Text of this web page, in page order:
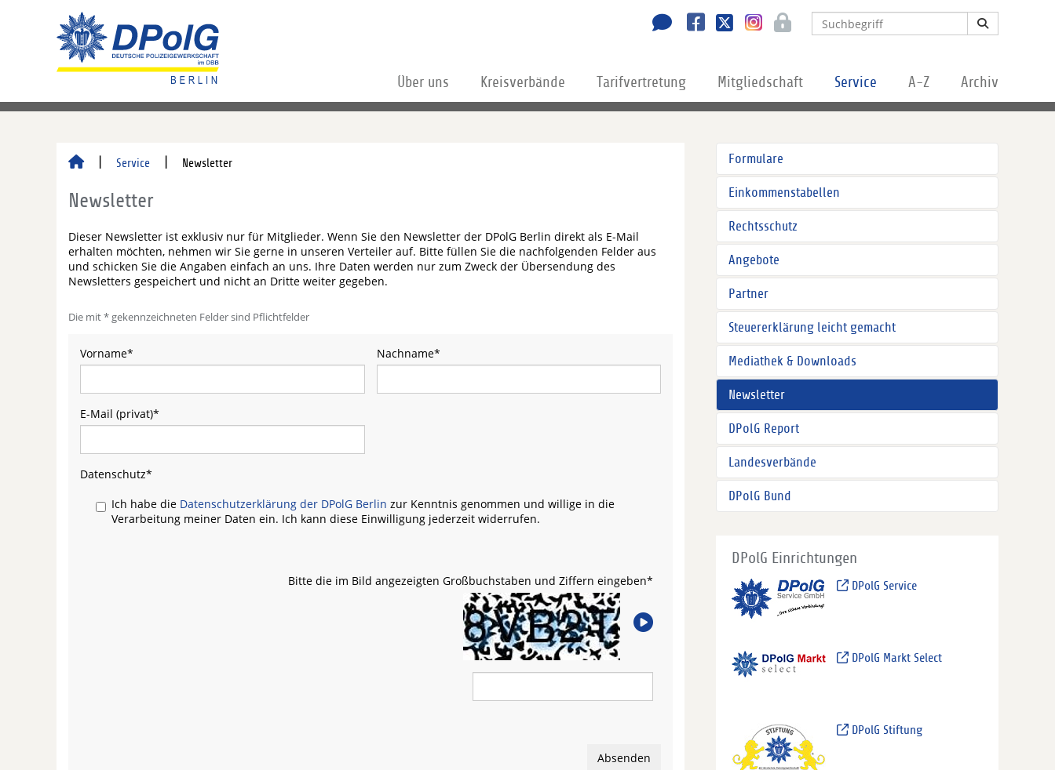
Über uns Kreisverbände Tarifvertretung Mitgliedschaft Service A-Z Archiv
Service Newsletter
Newsletter
Dieser Newsletter ist exklusiv nur für Mitglieder. Wenn Sie den Newsletter der DPolG Berlin direkt als E-Mail
erhalten möchten, nehmen wir Sie gerne in unseren Verteiler auf. Bitte füllen Sie die nachfolgenden Felder aus
und schicken Sie die Angaben einfach an uns. Ihre Daten werden nur zum Zweck der Übersendung des
Newsletters gespeichert und nicht an Dritte weiter gegeben.
Die mit * gekennzeichneten Felder sind Pflichtfelder
Vorname* Nachname*
E-Mail (privat)*
Datenschutz*
Ich habe die Datenschutzerklärung der DPolG Berlin zur Kenntnis genommen und willige in die
Verarbeitung meiner Daten ein. Ich kann diese Einwilligung jederzeit widerrufen.
Bitte die im Bild angezeigten Großbuchstaben und Ziffern eingeben*
Absenden
Formulare
Einkommenstabellen
Rechtsschutz
Angebote
Partner
Steuererklärung leicht gemacht
Mediathek & Downloads
Newsletter
DPolG Report
Landesverbände
DPolG Bund
DPolG Einrichtungen
DPolG Service
DPolG Markt Select
DPolG Stiftung